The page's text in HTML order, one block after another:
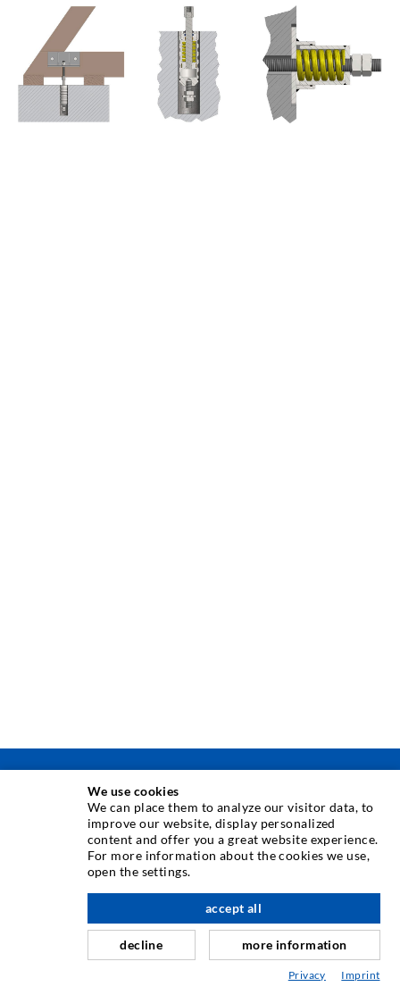
ИНЪЕКЦИОННAЯ ТЕХНИКA
Инъектирование трещин
Горизонтальная гидроизоляция
Противофильтрационная завеса и инъектирование
Капитальный ремонт швов
вверх по адресу
We use cookies
We can place them to analyze our visitor data, to
improve our website, display personalized
content and offer you a great website experience.
For more information about the cookies we use,
open the settings.
decline
accept all
more information
Privacy Imprint